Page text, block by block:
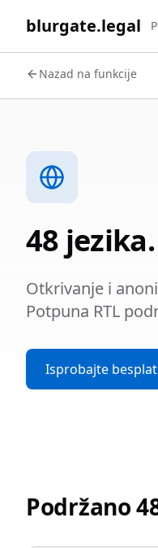
blurgate.legal
Nazad na funkcije
48
Otkrivanje i
Potpuna RTL
Isprobajte
Podržano